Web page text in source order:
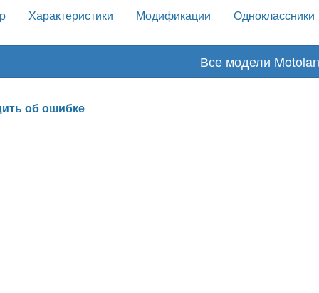
Характеристики Модификации Одноклассники
Все модели
об ошибке